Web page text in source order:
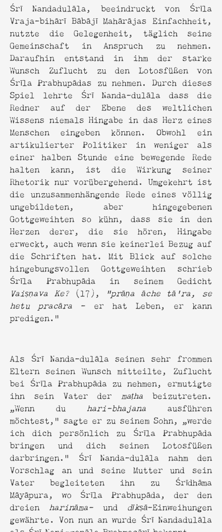
Śrī Nandadulāla, beeindruckt von Śrīla
Vraja-bihārī Bābājī Mahārājas Einfachheit,
nutzte die Gelegenheit, täglich seine
Gemeinschaft in Anspruch zu nehmen.
Daraufhin entstand in ihm der starke
Wunsch Zuflucht zu den Lotosfüßen von
Śrīla Prabhupādas zu nehmen. Durch dieses
Spiel lehrte Śrī Nanda-dulāla dass die
Redner auf der Ebene des weltlichen
Wissens niemals Hingabe in das Herz eines
Menschen eingeben können. Obwohl ein
artikulierter Politiker in weniger als
einer halben Stunde eine bewegende Rede
halten kann, ist die Wirkung seiner
Rhetorik nur vorübergehend. Umgekehrt ist
die unzusammenhängende Rede eines völlig
ungebildeten, aber hingegebenen
Gottgeweihten so kühn, dass sie in den
Herzen derer, die sie hören, Hingabe
erweckt, auch wenn sie keinerlei Bezug auf
die Schriften hat. Mit Blick auf solche
hingebungsvollen Gottgeweihten schrieb
Śrīla Prabhupāda in seinem Gedicht
Vaiṣṇava Ke? (17),
"prāṇa āche tā'ra, se
hetu pracāra - er hat Leben, er kann
predigen."
Als Śrī Nanda-dulāla seinen sehr frommen
Eltern seinen Wunsch mitteilte, Zuflucht
bei Śrīla Prabhupāda zu nehmen, ermutigte
ihn sein Vater der maṭha beizutreten.
„Wenn du hari-bhajanaausführen
möchtest,” sagte er zu seinem Sohn, „werde
ich dich persönlich zu Śrīla Prabhupāda
bringen und dich seinen Lotosfüßen
darbringen.” Śrī Nanda-dulāla nahm den
Vorschlag an und seine Mutter und sein
Vater begleiteten ihn zu Śrīdhāma
Māyāpura, wo Śrīla Prabhupāda, der den
dreien harināma-und dīkṣā-Einweihungen
gewährte. Von nun an wurde Śrī Nandadulāla